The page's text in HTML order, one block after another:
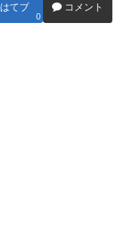
はてブ
0
コメント